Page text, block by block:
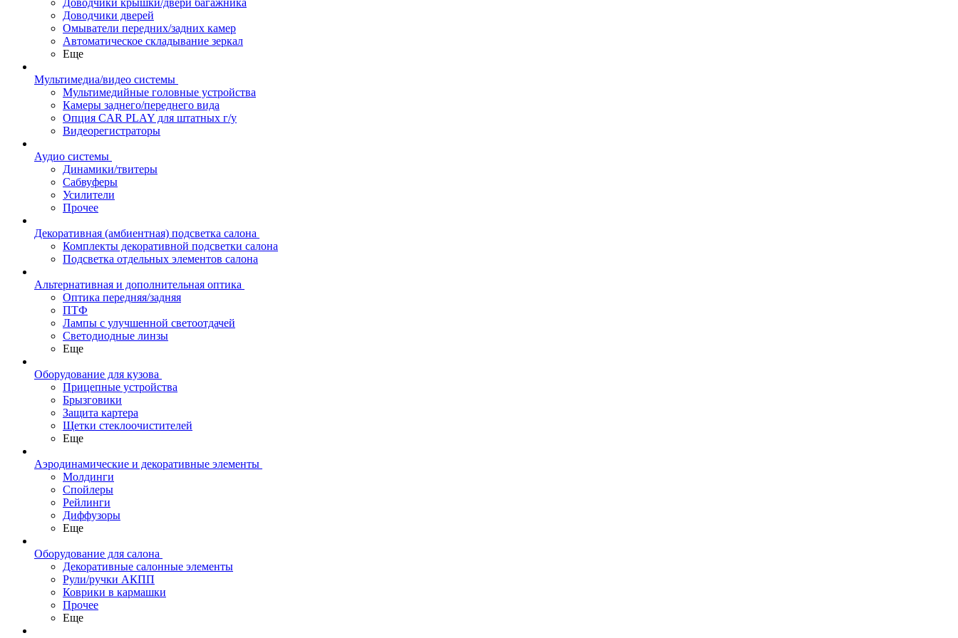
Доводчики крышки/двери багажника
Доводчики дверей
Омыватели передних/задних камер
Автоматическое складывание зеркал
Еще
Мультимедиа/видео системы
Мультимедийные головные устройства
Камеры заднего/переднего вида
Опция CAR PLAY для штатных г/у
Видеорегистраторы
Аудио системы
Динамики/твитеры
Сабвуферы
Усилители
Прочее
Декоративная (амбиентная) подсветка салона
Комплекты декоративной подсветки салона
Подсветка отдельных элементов салона
Альтернативная и дополнительная оптика
Оптика передняя/задняя
ПТФ
Лампы с улучшенной светоотдачей
Светодиодные линзы
Еще
Оборудование для кузова
Прицепные устройства
Брызговики
Защита картера
Щетки стеклоочистителей
Еще
Аэродинамические и декоративные элементы
Молдинги
Спойлеры
Рейлинги
Диффузоры
Еще
Оборудование для салона
Декоративные салонные элементы
Рули/ручки АКПП
Коврики в кармашки
Прочее
Еще